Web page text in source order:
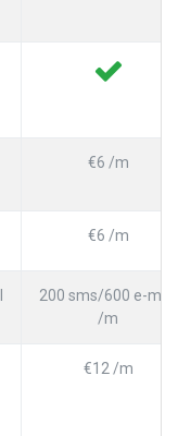
€6 /m
€6 /m
200 sms/600 e-mail
/m
€12 /m